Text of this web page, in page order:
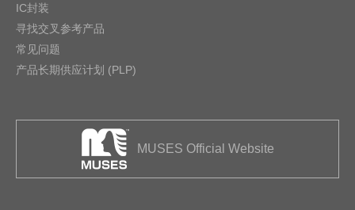
IC封装
寻找交叉参考产品
常见问题
产品长期供应计划 (PLP)
MUSES Official Website